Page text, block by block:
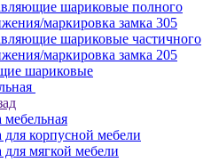
шариковые полного
маркировка замка 305
шариковые частичного
маркировка замка 205
шариковые
корпусной мебели
мягкой мебели